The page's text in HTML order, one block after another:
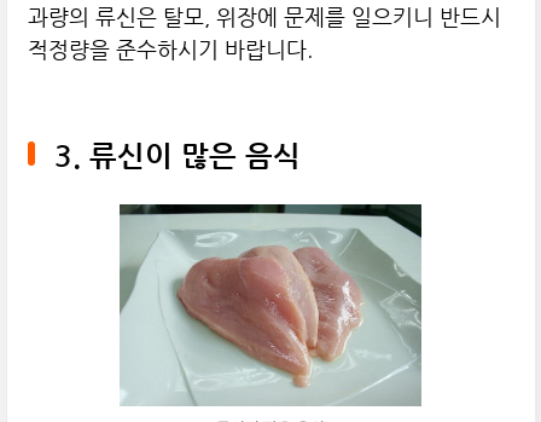
과량의 류신은 탈모, 위장에 문제를 일으키니 반드시
적정량을 준수하시기 바랍니다.
3. 류신이 많은 음식